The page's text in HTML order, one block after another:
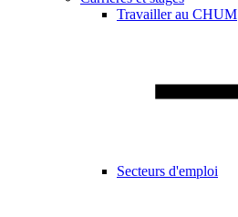
Travailler au CHUM
Secteurs d'emploi